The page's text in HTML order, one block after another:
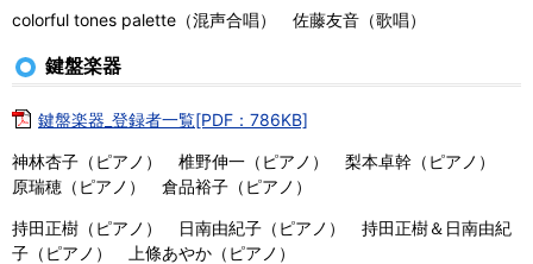
colorful tones palette（混声合唱） 佐藤友音（歌唱）
鍵盤楽器
鍵盤楽器_登録者一覧[PDF：786KB]
神林杏子（ピアノ） 椎野伸一（ピアノ） 梨本卓幹（ピアノ）
原瑞穂（ピアノ） 倉品裕子（ピアノ）
持田正樹（ピアノ） 日南由紀子（ピアノ） 持田正樹＆日南由紀
子（ピアノ） 上條あやか（ピアノ）